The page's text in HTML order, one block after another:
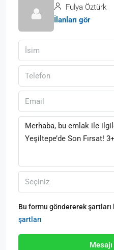
Fulya Öztürk
İlanları gör
Seçiniz
Bu formu göndererek
şartları